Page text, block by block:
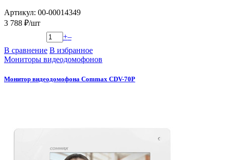
Артикул: 00-00014349
3 788 ₽/шт
+–
В сравнение В избранное
Мониторы видеодомофонов
Монитор видеодомофона Commax CDV-70P